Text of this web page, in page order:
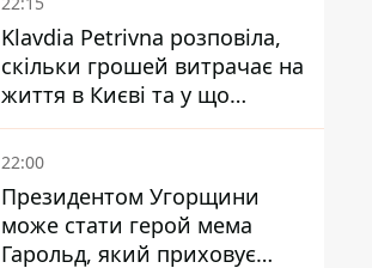
Klavdia Petrivna розповіла,
скільки грошей витрачає на
життя в Києві та у що
вкладає мільйони
22:00
Президентом Угорщини
може стати герой мема
Гарольд, який приховує